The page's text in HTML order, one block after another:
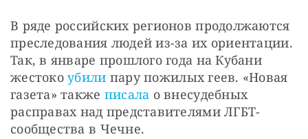
В ряде российских регионов продолжаются
преследования людей из-за их ориентации.
Так, в январе прошлого года на Кубани
жестоко убили пару пожилых геев. «Новая
газета» также писала о внесудебных
расправах над представителями ЛГБТ-
сообщества в Чечне.